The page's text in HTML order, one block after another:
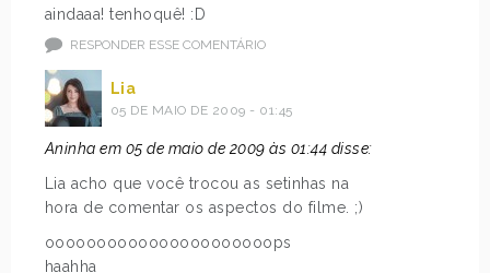
aindaaa! tenhoquê! :D
RESPONDER ESSE COMENTÁRIO
Lia
05 DE MAIO DE 2009 - 01:45
Aninha em 05 de maio de 2009 às 01:44 disse:
Lia acho que você trocou as setinhas na
hora de comentar os aspectos do filme. ;)
oooooooooooooooooooooops
haahha